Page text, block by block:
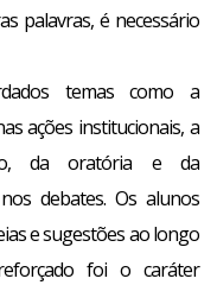
palavras, é necessário
temas como a
ações institucionais, a
da oratória e da
debates. Os alunos
e sugestões ao longo
foi o caráter